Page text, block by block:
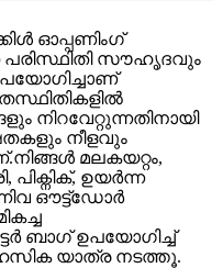
ഓപ്പണിംഗ്
സൗഹൃദവും
നിറവേറ്റുന്നതിനായി
നീളവും
മലകയറ്റം,
ഉയർന്ന
ഔട്ട്ഡോർ
ബാഗ് ഉപയോഗിച്ച്
യാത്ര നടത്തൂ.